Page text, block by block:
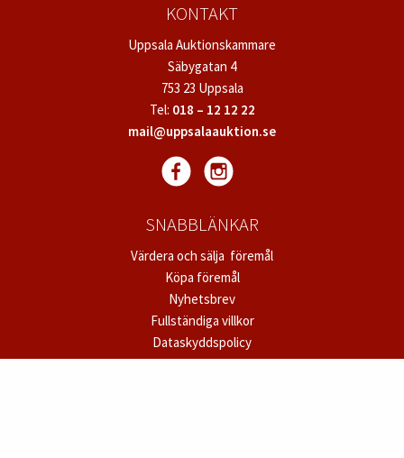
KONTAKT
Uppsala Auktionskammare
Säbygatan 4
753 23 Uppsala
Tel: 018 – 12 12 22
mail@uppsalaauktion.se
SNABBLÄNKAR
Värdera och sälja föremål
Köpa föremål
Nyhetsbrev
Fullständiga villkor
Dataskyddspolicy